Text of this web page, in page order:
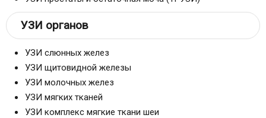
УЗИ органов
УЗИ слюнных желез
УЗИ щитовидной железы
УЗИ молочных желез
УЗИ мягких тканей
УЗИ комплекс мягкие ткани шеи